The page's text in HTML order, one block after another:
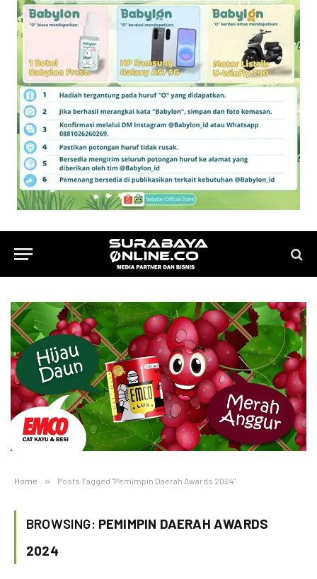
Home » Posts Tagged "Pemimpin Daerah Awards 2024"
BROWSING: PEMIMPIN DAERAH AWARDS
2024